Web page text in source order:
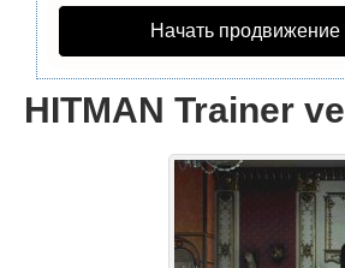
Начать продвижение
HITMAN Trainer